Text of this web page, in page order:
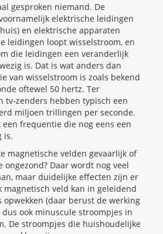
gesproken niemand. De
elektrische leidingen
en elektrische apparaten
leidingen loopt wisselstroom, en
die leidingen een veranderlijk
is. Dat is wat anders dan
van wisselstroom is zoals bekend
oftewel 50 hertz. Ter
tv-zenders hebben typisch een
miljoen trillingen per seconde.
frequentie die nog eens een
is.
magnetische velden gevaarlijk of
ongezond? Daar wordt nog veel
maar duidelijke effecten zijn er
magnetisch veld kan in geleidend
opwekken (daar berust de werking
dus ook minuscule stroompjes in
De stroompjes die huishoudelijke